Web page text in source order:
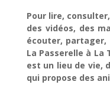
Pour lire,
des vidéos, des
écouter, partager,
La Passerelle à La
est un lieu de vie,
qui propose des